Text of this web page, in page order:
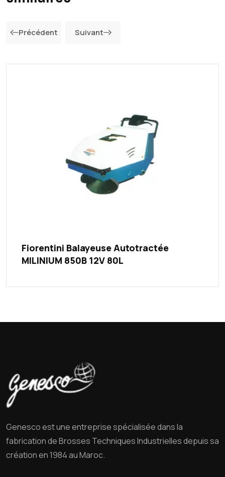
Précédent Suivant
Fiorentini Balayeuse Autotractée
MILINIUM 850B 12V 80L
Genesco est une entreprise spécialisée dans la
fabrication de Brosses Techniques Industrielles depuis sa
création en 1984 au Maroc.